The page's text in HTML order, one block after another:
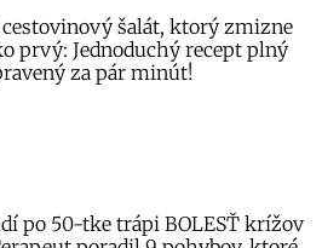
šalát, ktorý zmizne
prvý: Jednoduchý recept plný
za pár minút!
po 50-tke trápi BOLESŤ krížov